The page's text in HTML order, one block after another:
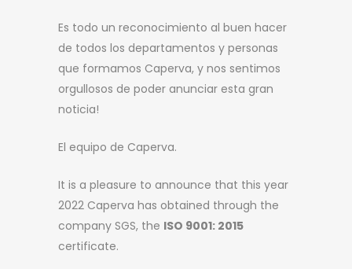
Es todo un reconocimiento al buen hacer
de todos los departamentos y personas
que formamos Caperva, y nos sentimos
orgullosos de poder anunciar esta gran
noticia!
El equipo de Caperva.
It is a pleasure to announce that this year
2022 Caperva has obtained through the
company SGS, the ISO 9001: 2015
certificate.